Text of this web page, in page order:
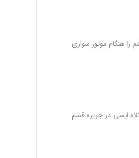
را هنگام موتور سواری
ایمنی در جزیره قشم